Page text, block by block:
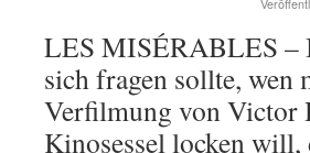
LES MISÉRABLES –
sich fragen sollte,
Verfilmung von Victor
Kinosessel locken will,